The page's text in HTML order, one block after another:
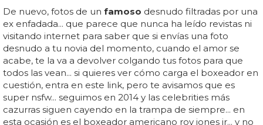
De nuevo, fotos de un famoso desnudo filtradas por una
ex enfadada... que parece que nunca ha leído revistas ni
visitando internet para saber que si envías una foto
desnudo a tu novia del momento, cuando el amor se
acabe, te la va a devolver colgando tus fotos para que
todos las vean... si quieres ver cómo carga el boxeador en
cuestión, entra en este link, pero te avisamos que es
super nsfw... seguimos en 2014 y las celebrities más
cazurras siguen cayendo en la trampa de siempre... en
esta ocasión es el boxeador americano roy jones jr... y no